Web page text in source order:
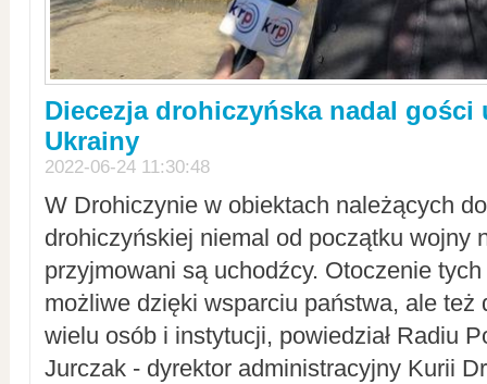
Diecezja drohiczyńska nadal gości
Ukrainy
2022-06-24 11:30:48
W Drohiczynie w obiektach należących
drohiczyńskiej niemal od początku wojny
przyjmowani są uchodźcy. Otoczenie
możliwe dzięki wsparciu państwa, ale też
wielu osób i instytucji, powiedział Radiu
Jurczak - dyrektor administracyjny Kurii